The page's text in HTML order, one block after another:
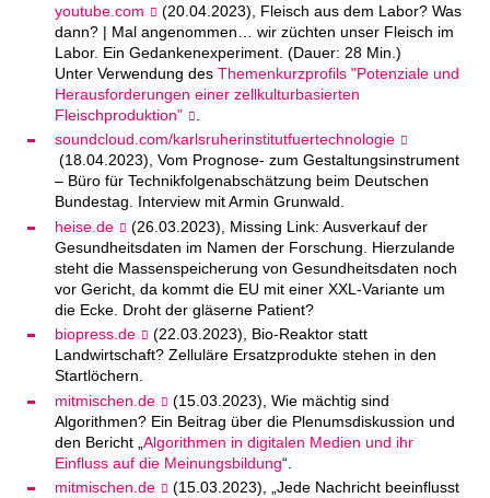
youtube.com
(20.04.2023), Fleisch aus dem Labor? Was
dann? | Mal angenommen… wir züchten unser Fleisch im
Labor. Ein Gedankenexperiment. (Dauer: 28 Min.)
Unter Verwendung des Themenkurzprofils "Potenziale und
Herausforderungen einer zellkulturbasierten
Fleischproduktion"
soundcloud.com/karlsruherinstitutfuertechnologie
(18.04.2023), Vom Prognose- zum Gestaltungsinstrument
– Büro für Technikfolgenabschätzung beim Deutschen
Bundestag. Interview mit Armin Grunwald.
heise.de
(26.03.2023), Missing Link: Ausverkauf der
Gesundheitsdaten im Namen der Forschung. Hierzulande
steht die Massenspeicherung von Gesundheitsdaten noch
vor Gericht, da kommt die EU mit einer XXL-Variante um
die Ecke. Droht der gläserne Patient?
biopress.de
(22.03.2023), Bio-Reaktor statt
Landwirtschaft? Zelluläre Ersatzprodukte stehen in den
Startlöchern.
mitmischen.de
(15.03.2023), Wie mächtig sind
Algorithmen? Ein Beitrag über die Plenumsdiskussion und
den Bericht „ Algorithmen in digitalen Medien und ihr
Einfluss auf die Meinungsbildung“.
mitmischen.de
(15.03.2023), „Jede Nachricht beeinflusst